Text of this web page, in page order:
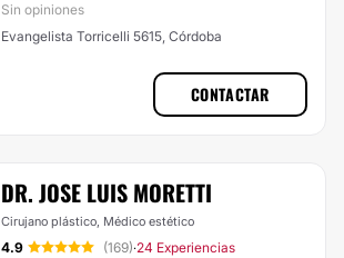
Sin opiniones
Evangelista Torricelli 5615, Córdoba
CONTACTAR
DR. JOSE LUIS MORETTI
Cirujano plástico, Médico estético
4.9 (169)·24 Experiencias